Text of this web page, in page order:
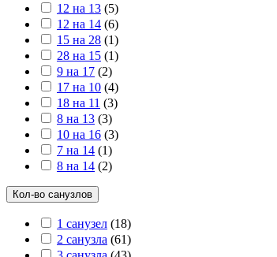
12 на 13 (5)
12 на 14 (6)
15 на 28 (1)
28 на 15 (1)
9 на 17 (2)
17 на 10 (4)
18 на 11 (3)
8 на 13 (3)
10 на 16 (3)
7 на 14 (1)
8 на 14 (2)
Кол-во санузлов
1 санузел (18)
2 санузла (61)